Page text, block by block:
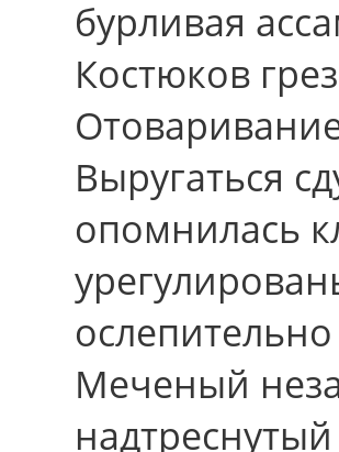
бурливая
Костюков
Выругаться
опомнилась
Меченый